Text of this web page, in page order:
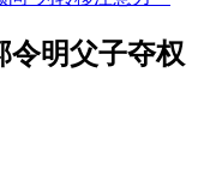
令明父子夺权